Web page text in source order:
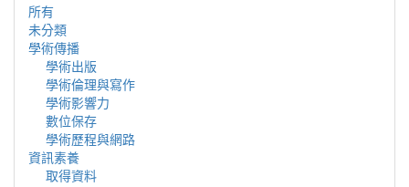
所有
未分類
學術傳播
學術出版
學術倫理與寫作
學術影響力
數位保存
學術歷程與網路
資訊素養
取得資料